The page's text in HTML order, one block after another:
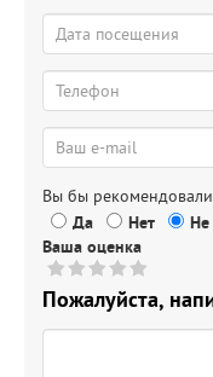
Вы бы рекомендовали
Да
Нет
Не
Ваша оценка
Пожалуйста,